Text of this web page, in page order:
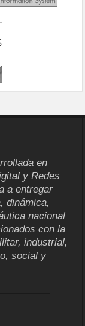
en
y Redes
a entregar
dinámica,
nacional
con la
industrial,
social y